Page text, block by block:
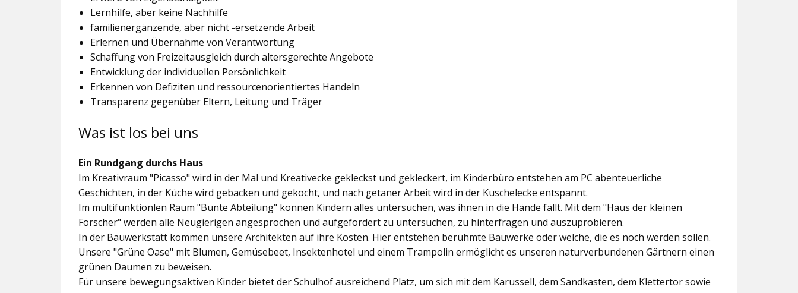
Lernhilfe, aber keine Nachhilfe
familienergänzende, aber nicht -ersetzende Arbeit
Erlernen und Übernahme von Verantwortung
Schaffung von Freizeitausgleich durch altersgerechte Angebote
Entwicklung der individuellen Persönlichkeit
Erkennen von Defiziten und ressourcenorientiertes Handeln
Transparenz gegenüber Eltern, Leitung und Träger
Was ist los bei uns
Ein Rundgang durchs Haus
Im Kreativraum "Picasso" wird in der Mal und Kreativecke gekleckst und gekleckert, im Kinderbüro entstehen am PC abenteuerliche
Geschichten, in der Küche wird gebacken und gekocht, und nach getaner Arbeit wird in der Kuschelecke entspannt.
Im multifunktionlen Raum "Bunte Abteilung" können Kindern alles untersuchen, was ihnen in die Hände fällt. Mit dem "Haus der kleinen
Forscher" werden alle Neugierigen angesprochen und aufgefordert zu untersuchen, zu hinterfragen und auszuprobieren.
In der Bauwerkstatt kommen unsere Architekten auf ihre Kosten. Hier entstehen berühmte Bauwerke oder welche, die es noch werden sollen.
Unsere "Grüne Oase" mit Blumen, Gemüsebeet, Insektenhotel und einem Trampolin ermöglicht es unseren naturverbundenen Gärtnern einen
grünen Daumen zu beweisen.
Für unsere bewegungsaktiven Kinder bietet derSchulhofausreichend Platz, um sich mit dem Karussell, dem Sandkasten, dem Klettertor sowie